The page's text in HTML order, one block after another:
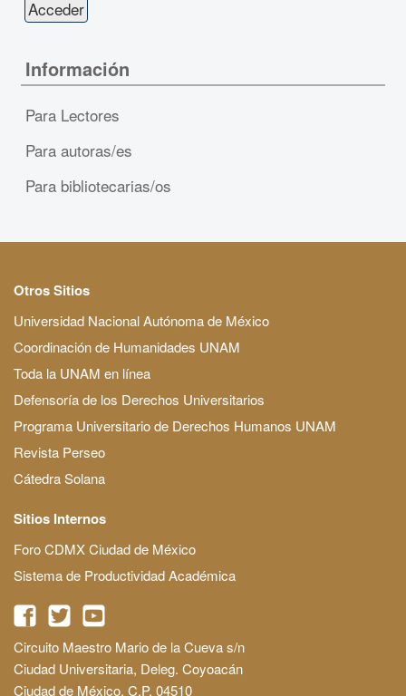
Información
Para Lectores
Para autoras/es
Para bibliotecarias/os
Otros Sitios
Universidad Nacional Autónoma de México
Coordinación de Humanidades UNAM
Toda la UNAM en línea
Defensoría de los Derechos Universitarios
Programa Universitario de Derechos Humanos UNAM
Revista Perseo
Cátedra Solana
Sitios Internos
Foro CDMX Ciudad de México
Sistema de Productividad Académica
Circuito Maestro Mario de la Cueva s/n
Ciudad Universitaria, Deleg. Coyoacán
Ciudad de México, C.P. 04510